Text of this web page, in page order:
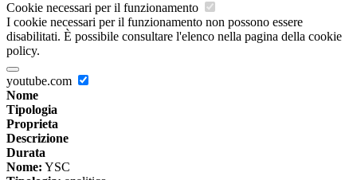
Cookie necessari per il funzionamento
I cookie necessari per il funzionamento non possono essere
disabilitati. È possibile consultare l'elenco nella pagina della cookie
policy.
youtube.com
Nome
Tipologia
Proprieta
Descrizione
Durata
Nome: YSC